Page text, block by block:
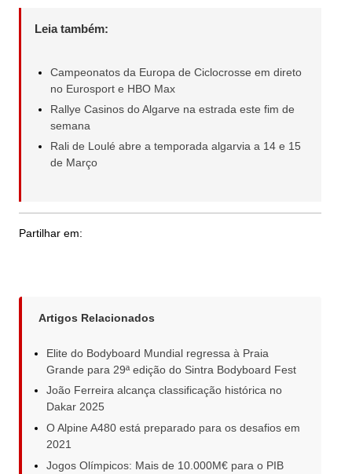
Leia também:
Campeonatos da Europa de Ciclocrosse em direto
no Eurosport e HBO Max
Rallye Casinos do Algarve na estrada este fim de
semana
Rali de Loulé abre a temporada algarvia a 14 e 15
de Março
Partilhar em:
Artigos Relacionados
Elite do Bodyboard Mundial regressa à Praia
Grande para 29ª edição do Sintra Bodyboard Fest
João Ferreira alcança classificação histórica no
Dakar 2025
O Alpine A480 está preparado para os desafios em
2021
Jogos Olímpicos: Mais de 10.000M€ para o PIB